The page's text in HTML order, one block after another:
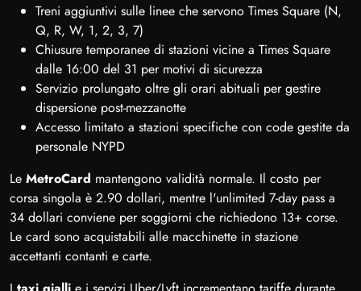
Treni aggiuntivi sulle linee che servono Times Square (N,
Q, R, W, 1, 2, 3, 7)
Chiusure temporanee di stazioni vicine a Times Square
dalle 16:00 del 31 per motivi di sicurezza
Servizio prolungato oltre gli orari abituali per gestire
dispersione post-mezzanotte
Accesso limitato a stazioni specifiche con code gestite da
personale NYPD
Le MetroCard mantengono validità normale. Il costo per
corsa singola è 2.90 dollari, mentre l'unlimited 7-day pass a
34 dollari conviene per soggiorni che richiedono 13+ corse.
Le card sono acquistabili alle macchinette in stazione
accettanti contanti e carte.